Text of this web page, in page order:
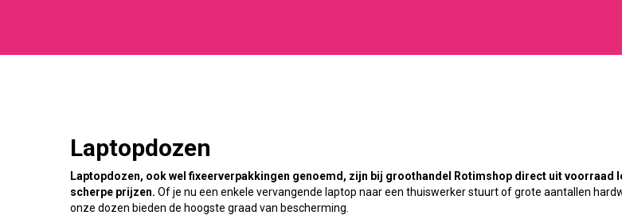
Laptopdozen
Laptopdozen, ook wel fixeerverpakkingen genoemd, zijn bij groothandel Rotimshop direct uit voorraad
scherpe prijzen. Of je nu een enkele vervangende laptop naar een thuiswerker stuurt of grote aantallen
onze dozen bieden de hoogste graad van bescherming.